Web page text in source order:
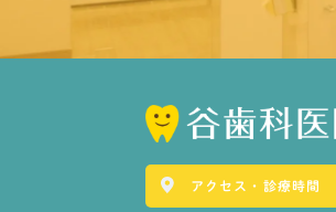
アクセス・診療時間